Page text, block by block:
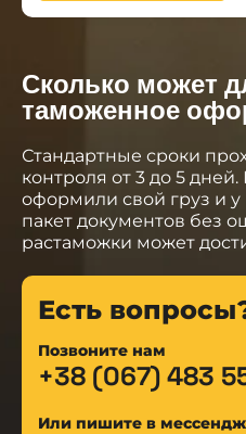
Сколько может
таможенное
Стандартные сроки
контроля от 3 до 5
оформили свой груз и у
пакет документов без
растаможки может
Есть
Позвоните нам
+38 (067) 483
Или пишите в